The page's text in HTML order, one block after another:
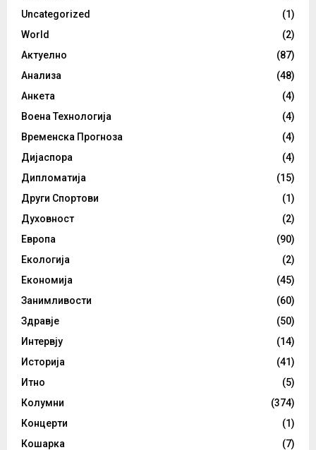
Uncategorized
(1)
World
(2)
Актуелно
(87)
Анализа
(48)
Анкета
(4)
Воена Технологија
(4)
Временска Прогноза
(4)
Дијаспора
(4)
Дипломатија
(15)
Други Спортови
(1)
Духовност
(2)
Европа
(90)
Екологија
(2)
Економија
(45)
Занимливости
(60)
Здравје
(50)
Интервју
(14)
Историја
(41)
Итно
(5)
Колумни
(374)
Концерти
(1)
Кошарка
(7)